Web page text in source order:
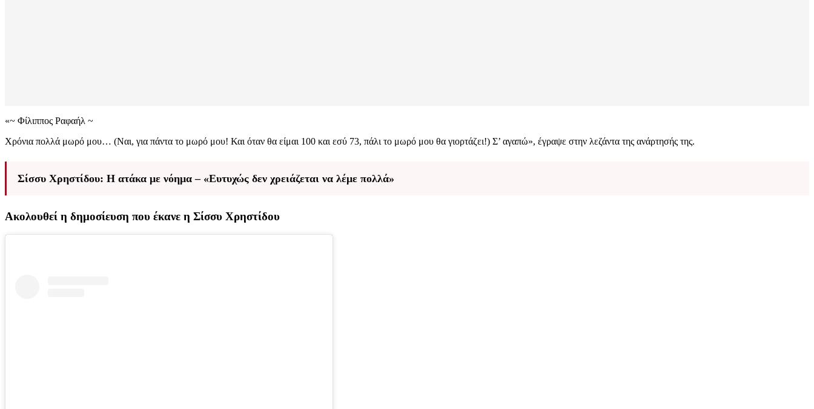
«~ Φίλιππος Ραφαήλ ~
Χρόνια πολλά μωρό μου… (Ναι, για πάντα το μωρό μου! Και όταν θα είμαι 100 και εσύ 73, πάλι το μωρό μου θα γιορτάζει!) Σ’ αγαπώ», έγραψε στην λεζάντα της ανάρτησής της.
Σίσσυ Χρηστίδου: Η ατάκα με νόημα – «Ευτυχώς δεν χρειάζεται να λέμε πολλά»
Ακολουθεί η δημοσίευση που έκανε η Σίσσυ Χρηστίδου